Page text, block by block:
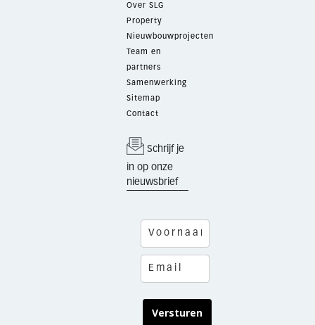
Over SLG
Property
Nieuwbouwprojecten
Team en
partners
Samenwerking
Sitemap
Contact
Schrijf je
in op onze
nieuwsbrief
Versturen